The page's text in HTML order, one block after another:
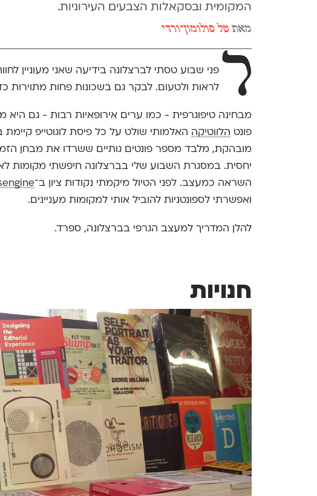
המקומית ובסקאלות הצבעים העירוניות.
מאת טל סולומון־ורדי
ל
פני שבוע טסתי לברצלונה בידיעה שאני מעוניין
לראות ולטעום. לבקר גם בשכונות פחות מתוירות
מבחינה טיפוגרפית - כמו ערים אירופאיות רבות - גם
פונט הלווטיקה האלמותי שולט על כל פיסת לוגוטייפ קיימת
מובהקת, מלבד מספר פונטים גותיים ששרדו את מבחן הזמן
יחסית. במסגרת השבוע שלי בברצלונה חיפשתי מקומות
השראה כמעצב. לפני הטיול מיקמתי נקודות ציון ב־
ואִפשרתי לספונטניות להוביל אותי למקומות מעניינים.
להלן המדריך למעצב הגרפי בברצלונה, ספרד.
חנויות